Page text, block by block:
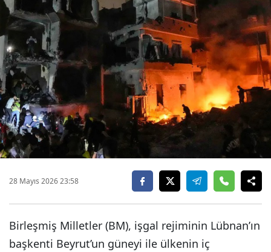
28 Mayıs 2026 23:58
Birleşmiş Milletler (BM), işgal rejiminin Lübnan’ın
başkenti Beyrut’un güneyi ile ülkenin iç